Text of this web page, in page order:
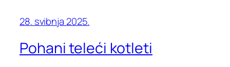
28. svibnja 2025.
Pohani teleći kotleti